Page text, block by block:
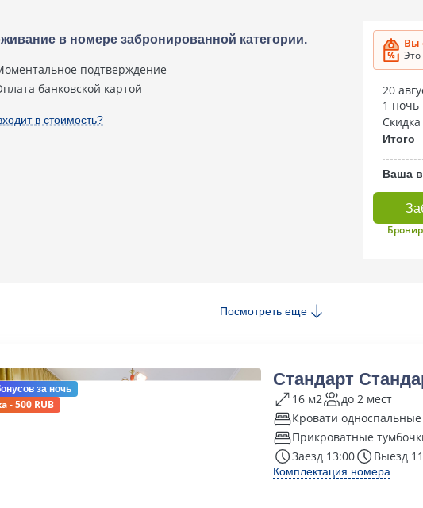
в номере забронированной категории.
подтверждение
банковской картой
в стоимость?
Вы
20
1 ночь
Скидка
Итого
Ваша
Посмотреть еще
за ночь
- 500 RUB
Стандарт
16 м2
до 2 мест
Кровати
Прикроватные
Заезд 13:00
Выезд
Комплектация номера